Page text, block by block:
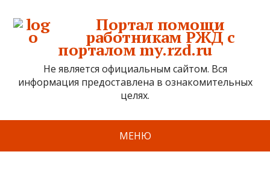
Портал помощи
работникам РЖД с
порталом my.rzd.ru
Не является официальным сайтом. Вся
информация предоставлена в ознакомительных
целях.
МЕНЮ